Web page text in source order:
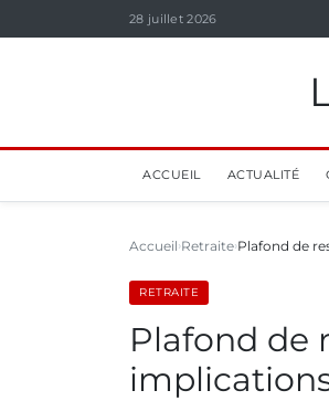
28 juillet 2026
ACCUEIL ACTUALITÉ
Accueil Retraite Plafond de
RETRAITE
Plafond de